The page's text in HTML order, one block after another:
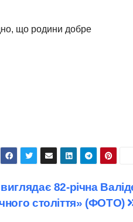
що родини добре
82-річна
століття» (ФОТО)